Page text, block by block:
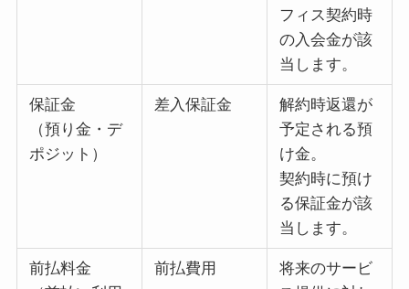
フィス契約時
の入会金が該
当します。
保証金
（預り金・デ
ポジット）
差入保証金
解約時返還が
予定される預
け金。
契約時に預け
る保証金が該
当します。
前払料金
前払費用
将来のサービ